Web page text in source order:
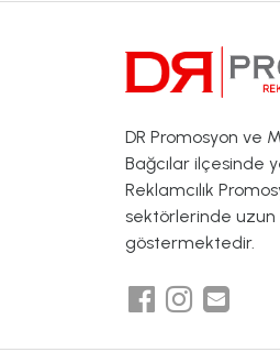
DR Promosyon ve
Bağcılar ilçesinde
Reklamcılık
sektörlerinde uzun
göstermektedir.